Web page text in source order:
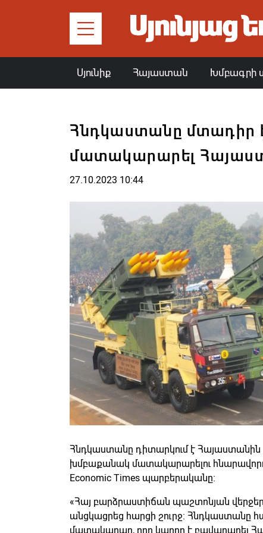
Սյունիք Հայաստան Խմբագրի
Հնդկաստանը մտադիր
մատակարարել
27.10.2023 10:44
Հնդկաստանը դիտարկում է
խմբաքանակ մատակարարելու
Economic Times պարբերականը։
«Հայ բարձրաստիճան պաշտոնյան
անցկացրեց հարցի շուրջ։ Հնդկաստանը
մատակարար, որը կարող է բավարարել